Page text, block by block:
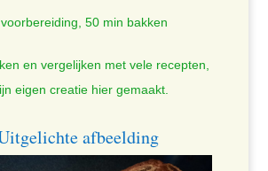
50 min bakken
en vergelijken met vele recepten,
eigen creatie hier gemaakt.
afbeelding